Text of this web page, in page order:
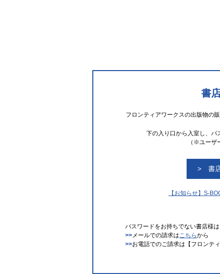
書
フロンティアワークスの出版物の
下の入り口から入室し、パ
（※ユーザ
> 書店
【お知らせ】S-
パスワードをお持ちでない書店様
>>メールでの請求はこちらから
>>お電話でのご請求は【フロン